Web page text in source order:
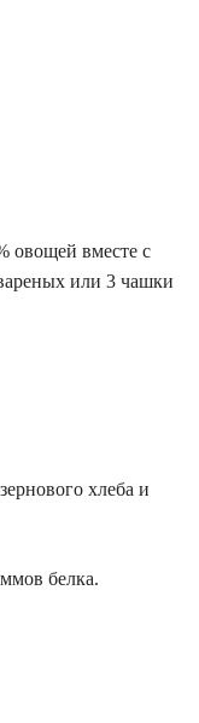
овощей вместе с
или 3 чашки
хлеба и
белка.